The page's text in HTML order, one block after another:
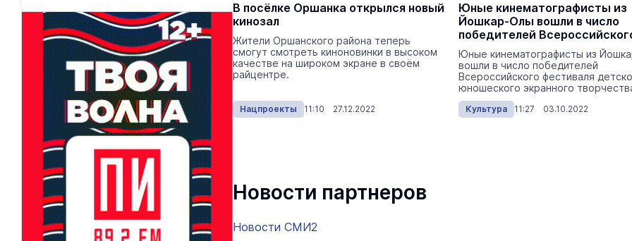
В посёлке Оршанка открылся новый
кинозал
Жители Оршанского района теперь
смогут смотреть киноновинки в высоком
качестве на широком экране в своём
райцентре.
Нацпроекты 11:10 27.12.2022
Юные кинематографисты из
Йошкар-Олы вошли в число
победителей
форума «Бумеранг»
Юные кинематографисты из
вошли в число победителей
Всероссийского фестиваля
юношеского экранного
«Бумеранг».
Культура 11:27 03.10.2022
Новости партнеров
Новости СМИ2